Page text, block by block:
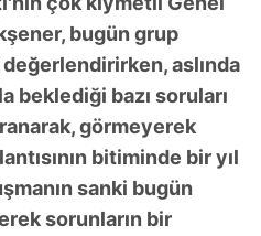
bugün grup
aslında
beklediği bazı soruları
görmeyerek
bitiminde bir yıl
sanki bugün
sorunların bir